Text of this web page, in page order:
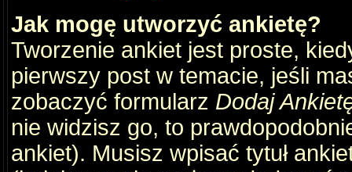
Jak mogę utworzyć ankietę?
Tworzenie ankiet jest proste,
pierwszy post w temacie, jeśli
zobaczyć formularz Dodaj
nie widzisz go, to
ankiet). Musisz wpisać tytuł